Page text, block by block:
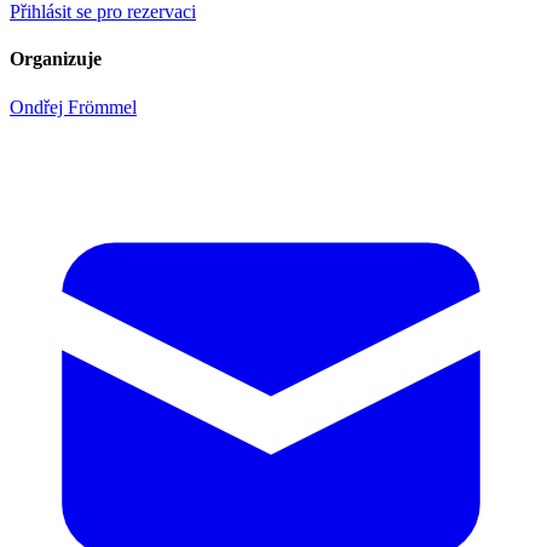
Přihlásit se pro rezervaci
Organizuje
Ondřej Frömmel